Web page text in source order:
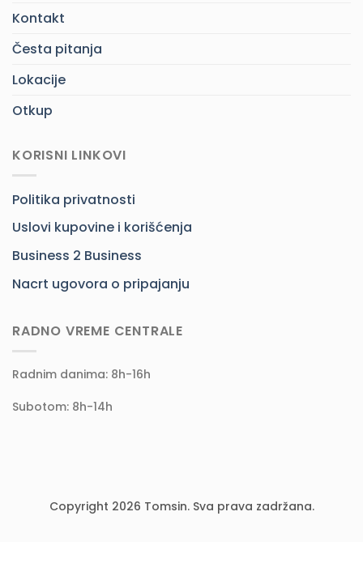
Kontakt
Česta pitanja
Lokacije
Otkup
KORISNI LINKOVI
Politika privatnosti
Uslovi kupovine i korišćenja
Business 2 Business
Nacrt ugovora o pripajanju
RADNO VREME CENTRALE
Radnim danima: 8h-16h
Subotom: 8h-14h
Copyright 2026 Tomsin. Sva prava zadržana.